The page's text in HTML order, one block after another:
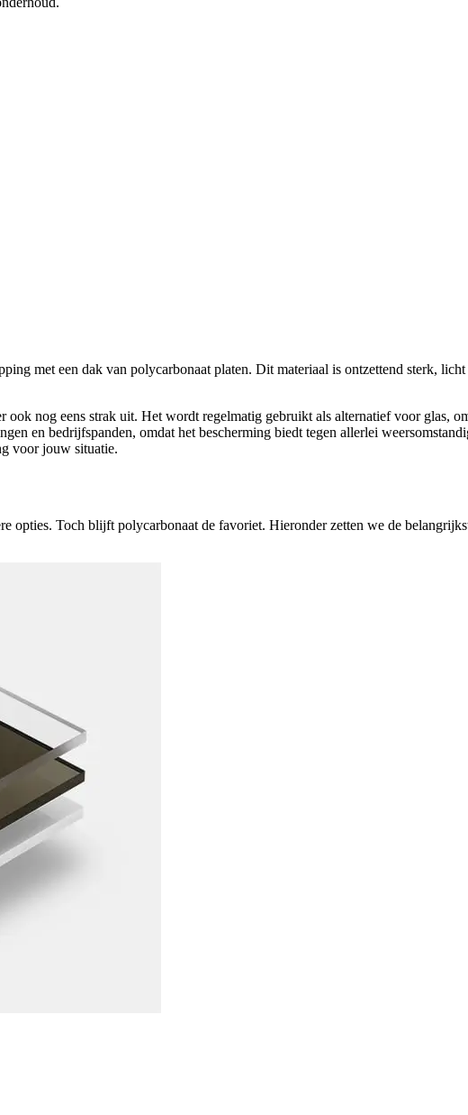
met een dak van polycarbonaat platen. Dit materiaal is ontzettend sterk,
nog eens strak uit. Het wordt regelmatig gebruikt als alternatief voor glas,
en bedrijfspanden, omdat het bescherming biedt tegen allerlei
voor jouw situatie.
opties. Toch blijft polycarbonaat de favoriet. Hieronder zetten we de